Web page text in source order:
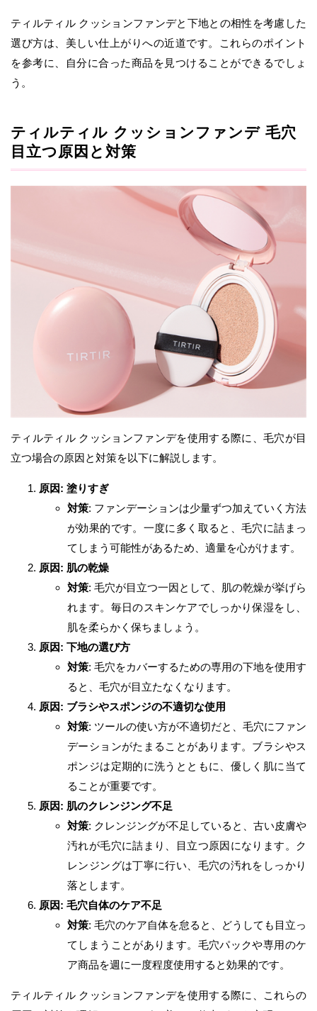
ティルティル クッションファンデと下地との相性を考慮した
選び方は、美しい仕上がりへの近道です。これらのポイント
を参考に、自分に合った商品を見つけることができるでしょ
う。
ティルティル クッションファンデ 毛穴
目立つ原因と対策
ティルティル クッションファンデを使用する際に、毛穴が目
立つ場合の原因と対策を以下に解説します。
原因: 塗りすぎ
対策: ファンデーションは少量ずつ加えていく方法
が効果的です。一度に多く取ると、毛穴に詰まっ
てしまう可能性があるため、適量を心がけます。
原因: 肌の乾燥
対策: 毛穴が目立つ一因として、肌の乾燥が挙げら
れます。毎日のスキンケアでしっかり保湿をし、
肌を柔らかく保ちましょう。
原因: 下地の選び方
対策: 毛穴をカバーするための専用の下地を使用す
ると、毛穴が目立たなくなります。
原因: ブラシやスポンジの不適切な使用
対策: ツールの使い方が不適切だと、毛穴にファン
デーションがたまることがあります。ブラシやス
ポンジは定期的に洗うとともに、優しく肌に当て
ることが重要です。
原因: 肌のクレンジング不足
対策: クレンジングが不足していると、古い皮膚や
汚れが毛穴に詰まり、目立つ原因になります。ク
レンジングは丁寧に行い、毛穴の汚れをしっかり
落とします。
原因: 毛穴自体のケア不足
対策: 毛穴のケア自体を怠ると、どうしても目立っ
てしまうことがあります。毛穴パックや専用のケ
ア商品を週に一度程度使用すると効果的です。
ティルティル クッションファンデを使用する際に、これらの